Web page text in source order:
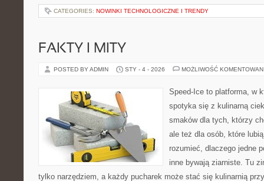
CATEGORIES: NOWINKI TECHNOLOGICZNE I TRENDY
FAKTY I MITY
POSTED BY ADMIN STY - 4 - 2026 MOŻLIWOŚĆ
Speed-Ice to platforma, w
spotyka się z kulinarną
smaków dla tych, którzy
ale też dla osób, które
rozumieć, dlaczego jedne
inne bywają ziarniste. Tu
tylko narzędziem, a każdy pucharek może stać się kulinarnią